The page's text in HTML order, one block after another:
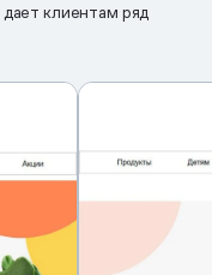
клиентам ряд